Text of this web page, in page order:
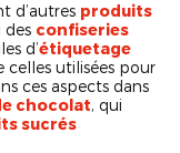
d’autres produits
des confiseries
d’étiquetage
utilisées pour
ces aspects dans
chocolat, qui
sucrés